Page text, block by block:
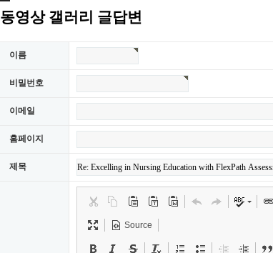
동영상 갤러리 글답변
이름
비밀번호
이메일
홈페이지
제목
Source